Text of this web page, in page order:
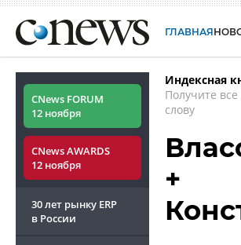
ГЛАВНАЯ
CNews FORUM
12 ноября
CNews AWARDS
12 ноября
30 лет рынку ERP
в России
Индексная
Получите
слову
+